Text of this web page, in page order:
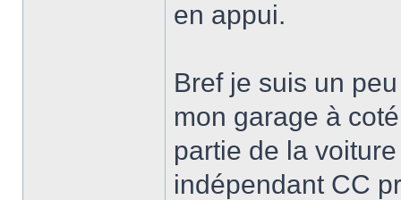
en appui.
Bref je suis un
mon garage à
partie de la
indépendant CC